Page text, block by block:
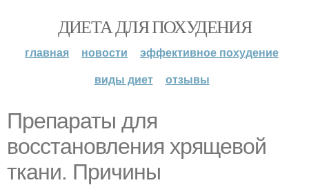
ДИЕТА ДЛЯ ПОХУДЕНИЯ
главная новости
эффективное похудение
виды диет
отзывы
Препараты для
восстановления хрящевой
ткани. Причины